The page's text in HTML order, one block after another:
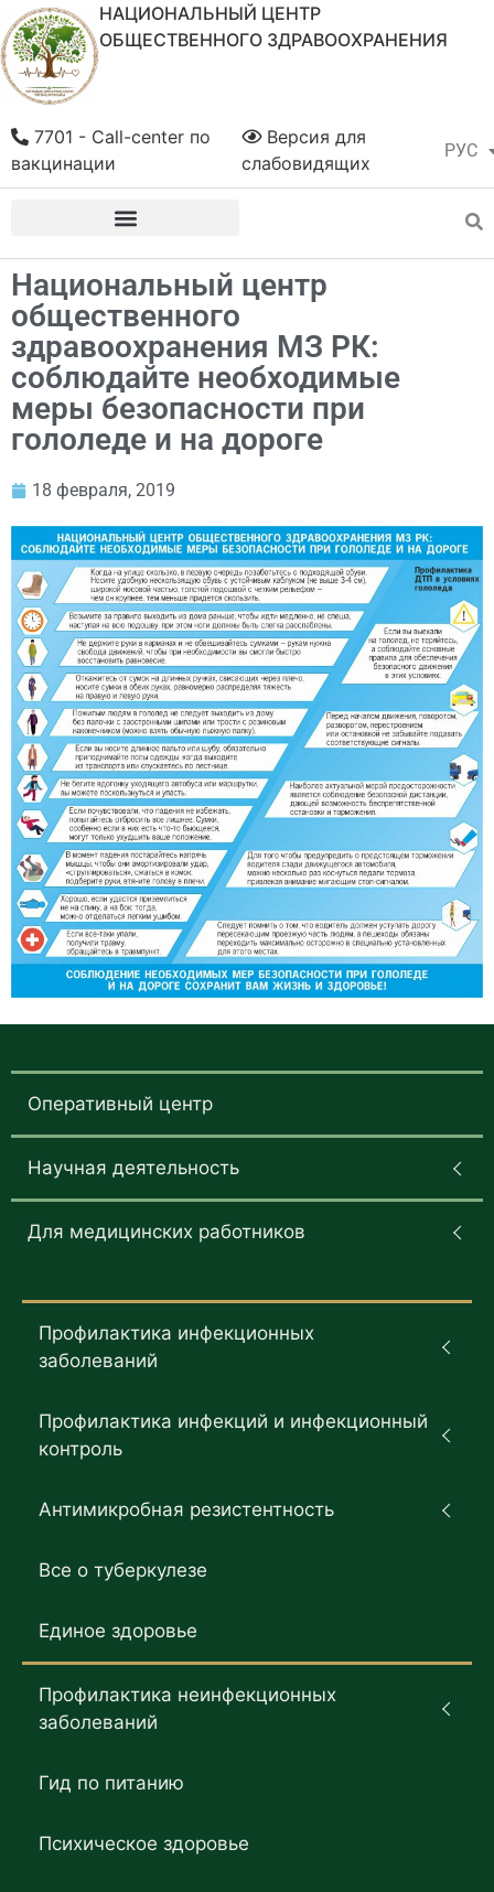
НАЦИОНАЛЬНЫЙ ЦЕНТР
ОБЩЕСТВЕННОГО ЗДРАВООХРАНЕНИЯ
РУС
ҚАЗ
Версия для
слабовидящих
7701 - Call-center по
вакцинации
Национальный центр
общественного
здравоохранения МЗ РК:
соблюдайте необходимые
меры безопасности при
гололеде и на дороге
18 февраля, 2019
Оперативный центр
Научная деятельность
Для медицинских работников
Профилактика инфекционных
заболеваний
Профилактика инфекций и инфекционный
контроль
Антимикробная резистентность
Все о туберкулезе
Единое здоровье
Профилактика неинфекционных
заболеваний
Гид по питанию
Психическое здоровье